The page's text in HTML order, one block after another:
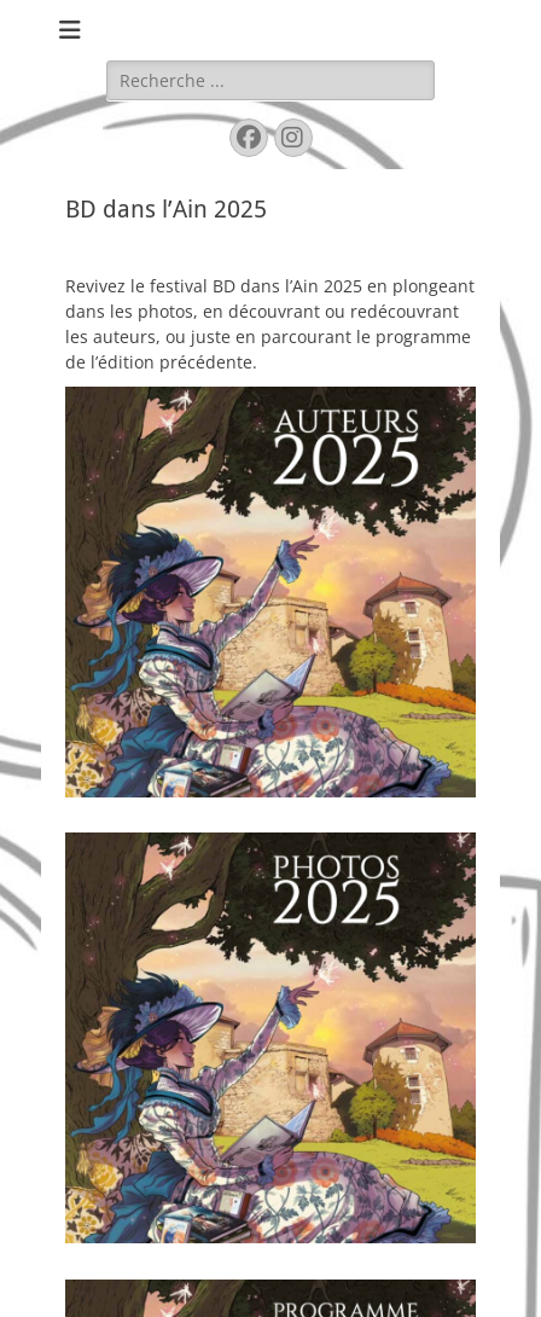
Rechercher :
Facebook
Instagram
BD dans l’Ain 2025
Revivez le festival BD dans l’Ain 2025 en plongeant
dans les photos, en découvrant ou redécouvrant
les auteurs, ou juste en parcourant le programme
de l’édition précédente.